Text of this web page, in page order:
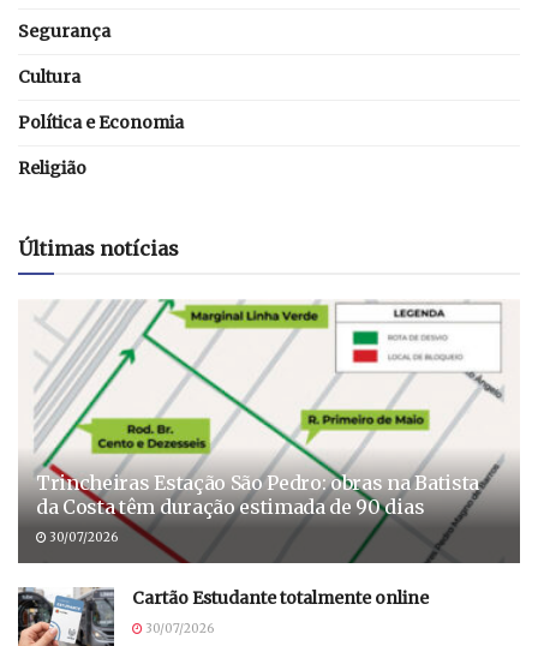
Segurança
Cultura
Política e Economia
Religião
Últimas notícias
Trincheiras Estação São Pedro: obras na Batista
da Costa têm duração estimada de 90 dias
30/07/2026
Cartão Estudante totalmente online
30/07/2026